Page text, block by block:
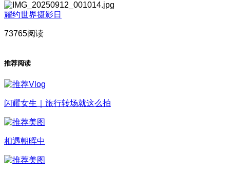
耀约世界摄影日
73765阅读
推荐阅读
闪耀女生｜旅行转场就这么拍
相遇朝晖中